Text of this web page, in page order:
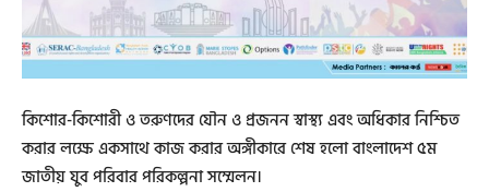
কিশোর-কিশোরী ও তরুণদের যৌন ও প্রজনন স্বাস্থ্য এবং অধিকার নিশ্চিত
করার লক্ষে একসাথে কাজ করার অঙ্গীকারে শেষ হলো বাংলাদেশ ৫ম
জাতীয় যুব পরিবার পরিকল্পনা সম্মেলন।